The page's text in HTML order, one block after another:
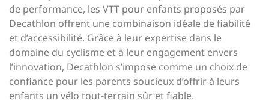
de performance, les VTT pour enfants proposés par
Decathlon offrent une combinaison idéale de fiabilité
et d’accessibilité. Grâce à leur expertise dans le
domaine du cyclisme et à leur engagement envers
l’innovation, Decathlon s’impose comme un choix de
confiance pour les parents soucieux d’offrir à leurs
enfants un vélo tout-terrain sûr et fiable.